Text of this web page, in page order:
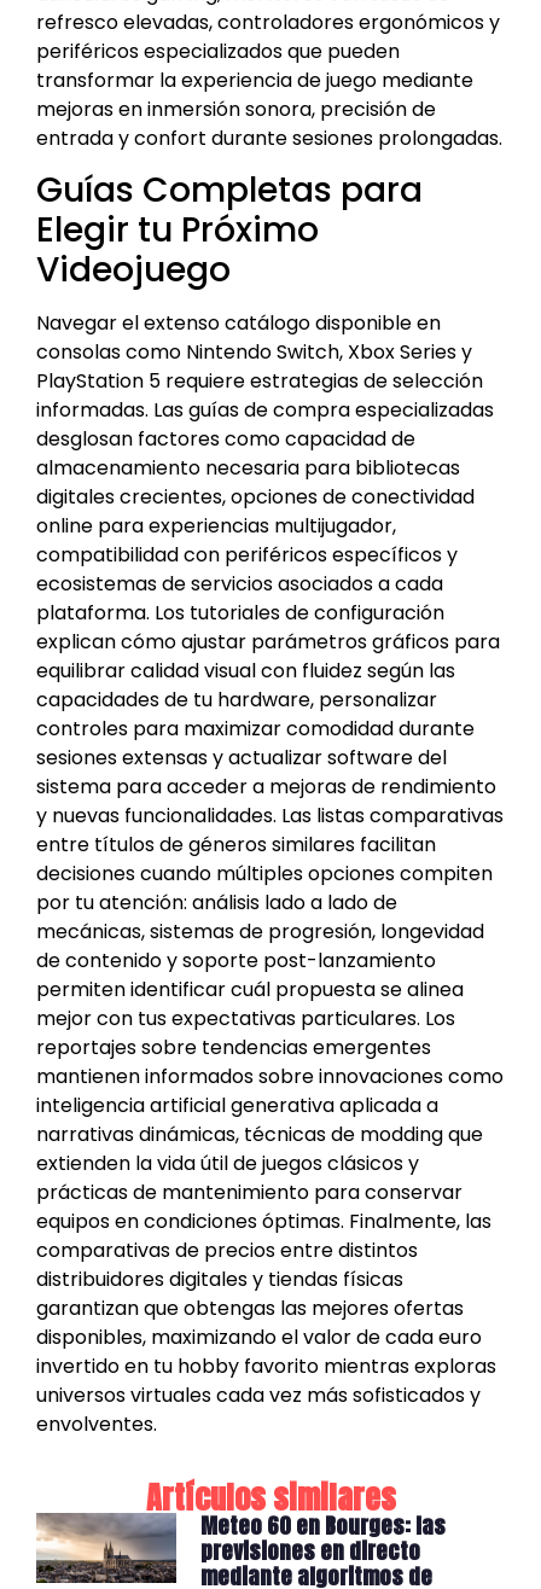
refresco elevadas, controladores ergonómicos y
periféricos especializados que pueden
transformar la experiencia de juego mediante
mejoras en inmersión sonora, precisión de
entrada y confort durante sesiones prolongadas.
Guías Completas para
Elegir tu Próximo
Videojuego
Navegar el extenso catálogo disponible en
consolas como Nintendo Switch, Xbox Series y
PlayStation 5 requiere estrategias de selección
informadas. Las guías de compra especializadas
desglosan factores como capacidad de
almacenamiento necesaria para bibliotecas
digitales crecientes, opciones de conectividad
online para experiencias multijugador,
compatibilidad con periféricos específicos y
ecosistemas de servicios asociados a cada
plataforma. Los tutoriales de configuración
explican cómo ajustar parámetros gráficos para
equilibrar calidad visual con fluidez según las
capacidades de tu hardware, personalizar
controles para maximizar comodidad durante
sesiones extensas y actualizar software del
sistema para acceder a mejoras de rendimiento
y nuevas funcionalidades. Las listas comparativas
entre títulos de géneros similares facilitan
decisiones cuando múltiples opciones compiten
por tu atención: análisis lado a lado de
mecánicas, sistemas de progresión, longevidad
de contenido y soporte post-lanzamiento
permiten identificar cuál propuesta se alinea
mejor con tus expectativas particulares. Los
reportajes sobre tendencias emergentes
mantienen informados sobre innovaciones como
inteligencia artificial generativa aplicada a
narrativas dinámicas, técnicas de modding que
extienden la vida útil de juegos clásicos y
prácticas de mantenimiento para conservar
equipos en condiciones óptimas. Finalmente, las
comparativas de precios entre distintos
distribuidores digitales y tiendas físicas
garantizan que obtengas las mejores ofertas
disponibles, maximizando el valor de cada euro
invertido en tu hobby favorito mientras exploras
universos virtuales cada vez más sofisticados y
envolventes.
Artículos similares
Meteo 60 en Bourges: las
previsiones en directo
mediante algoritmos de